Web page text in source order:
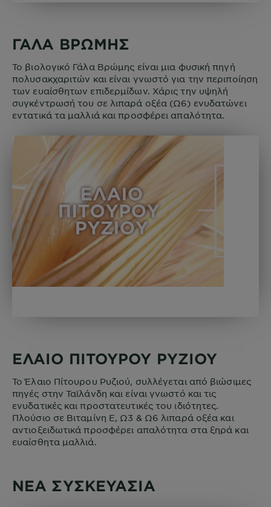
ΓΑΛΑ ΒΡΩΜΗΣ
Το βιολογικό Γάλα Βρώμης είναι μια φυσική πηγή
πολυσακχαριτών και είναι γνωστό για την περιποίηση
των ευαίσθητων επιδερμίδων. Χάρις την υψηλή
συγκέντρωσή του σε λιπαρά οξέα (Ω6) ενυδατώνει
εντατικά τα μαλλιά και προσφέρει απαλότητα.
ΕΛΑΙΟ ΠΙΤΟΥΡΟΥ ΡΥΖΙΟΥ
Το Έλαιο Πίτουρου Ρυζιού, συλλέγεται από βιώσιμες
πηγές στην Ταϊλάνδη και είναι γνωστό και τις
ενυδατικές και προστατευτικές του ιδιότητες.
Πλούσιο σε Βιταμίνη Ε, Ω3 & Ω6 λιπαρά οξέα και
αντιοξειδωτικά προσφέρει απαλότητα στα ξηρά και
ευαίσθητα μαλλιά.
ΝΕΑ ΣΥΣΚΕΥΑΣΙΑ